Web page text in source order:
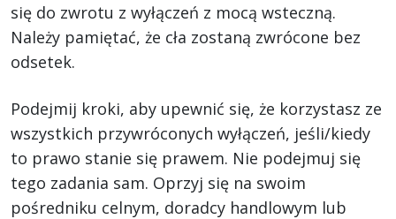
się do zwrotu z wyłączeń z mocą wsteczną.
Należy pamiętać, że cła zostaną zwrócone bez
odsetek.
Podejmij kroki, aby upewnić się, że korzystasz ze
wszystkich przywróconych wyłączeń, jeśli/kiedy
to prawo stanie się prawem. Nie podejmuj się
tego zadania sam. Oprzyj się na swoim
pośredniku celnym, doradcy handlowym lub